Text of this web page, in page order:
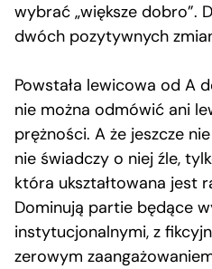
wybrać „większe dobro”.
dwóch pozytywnych
Powstała lewicowa od A
nie można odmówić ani
prężności. A że jeszcze
nie świadczy o niej źle,
która ukształtowana jest
Dominują partie będące
instytucjonalnymi, z
zerowym